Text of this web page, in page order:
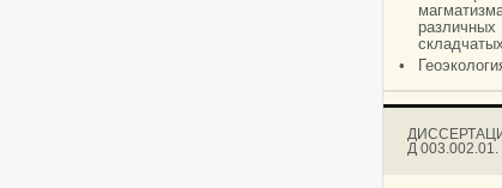
различных
•
Д 003.002.01.